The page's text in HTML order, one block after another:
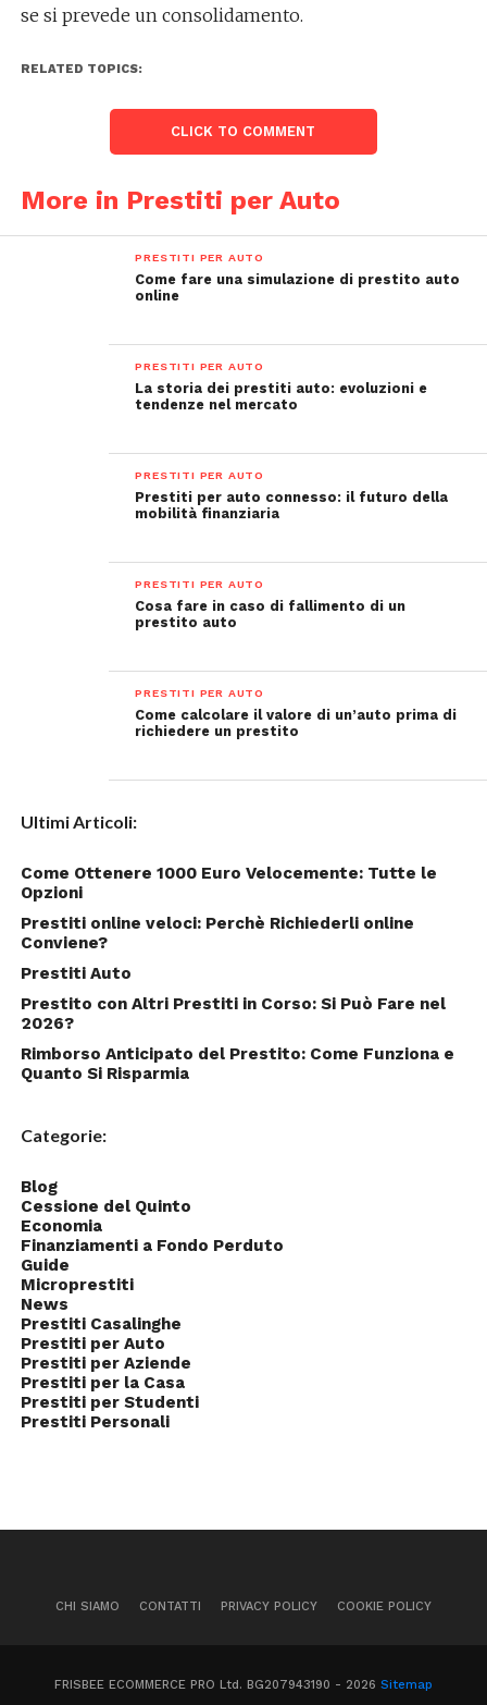
se si prevede un consolidamento.
RELATED TOPICS:
CLICK TO COMMENT
More in Prestiti per Auto
PRESTITI PER AUTO
Come fare una simulazione di prestito auto
online
PRESTITI PER AUTO
La storia dei prestiti auto: evoluzioni e
tendenze nel mercato
PRESTITI PER AUTO
Prestiti per auto connesso: il futuro della
mobilità finanziaria
PRESTITI PER AUTO
Cosa fare in caso di fallimento di un
prestito auto
PRESTITI PER AUTO
Come calcolare il valore di un’auto prima di
richiedere un prestito
Ultimi Articoli:
Come Ottenere 1000 Euro Velocemente: Tutte le
Opzioni
Prestiti online veloci: Perchè Richiederli online
Conviene?
Prestiti Auto
Prestito con Altri Prestiti in Corso: Si Può Fare nel
2026?
Rimborso Anticipato del Prestito: Come Funziona e
Quanto Si Risparmia
Categorie:
Blog
Cessione del Quinto
Economia
Finanziamenti a Fondo Perduto
Guide
Microprestiti
News
Prestiti Casalinghe
Prestiti per Auto
Prestiti per Aziende
Prestiti per la Casa
Prestiti per Studenti
Prestiti Personali
CHI SIAMO CONTATTI PRIVACY POLICY COOKIE POLICY
FRISBEE ECOMMERCE PRO Ltd. BG207943190 - 2026 Sitemap